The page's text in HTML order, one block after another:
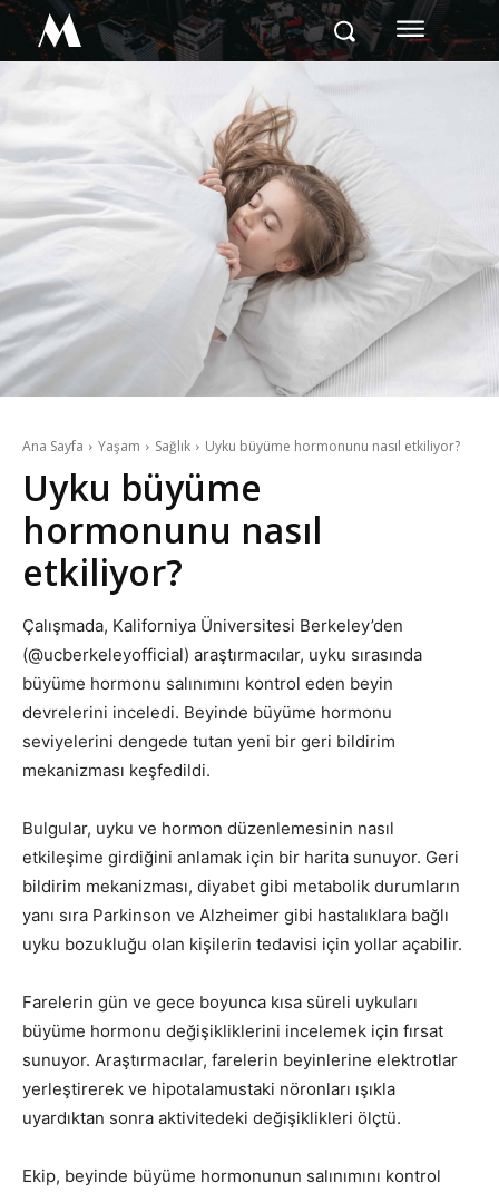
M
Ana Sayfa Yaşam Sağlık Uyku büyüme hormonunu nasıl etkiliyor?
Uyku büyüme
hormonunu nasıl
etkiliyor?
Çalışmada, Kaliforniya Üniversitesi Berkeley’den
(@ucberkeleyofficial) araştırmacılar, uyku sırasında
büyüme hormonu salınımını kontrol eden beyin
devrelerini inceledi. Beyinde büyüme hormonu
seviyelerini dengede tutan yeni bir geri bildirim
mekanizması keşfedildi.
Bulgular, uyku ve hormon düzenlemesinin nasıl
etkileşime girdiğini anlamak için bir harita sunuyor. Geri
bildirim mekanizması, diyabet gibi metabolik durumların
yanı sıra Parkinson ve Alzheimer gibi hastalıklara bağlı
uyku bozukluğu olan kişilerin tedavisi için yollar açabilir.
Farelerin gün ve gece boyunca kısa süreli uykuları
büyüme hormonu değişikliklerini incelemek için fırsat
sunuyor. Araştırmacılar, farelerin beyinlerine elektrotlar
yerleştirerek ve hipotalamustaki nöronları ışıkla
uyardıktan sonra aktivitedeki değişiklikleri ölçtü.
Ekip, beyinde büyüme hormonunun salınımını kontrol